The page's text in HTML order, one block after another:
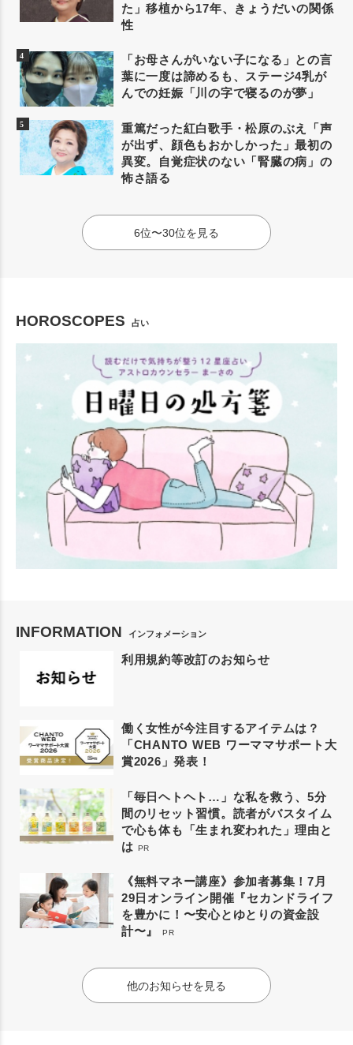
た」移植から17年、きょうだいの関係
性
「お母さんがいない子になる」との言
葉に一度は諦めるも、ステージ4乳が
んでの妊娠「川の字で寝るのが夢」
重篤だった紅白歌手・松原のぶえ「声
が出ず、顔色もおかしかった」最初の
異変。自覚症状のない「腎臓の病」の
怖さ語る
6位〜30位を見る
HOROSCOPES 占い
INFORMATION インフォメーション
利用規約等改訂のお知らせ
働く女性が今注目するアイテムは？
「CHANTO WEB ワーママサポート大
賞2026」発表！
「毎日ヘトヘト…」な私を救う、5分
間のリセット習慣。読者がバスタイム
で心も体も「生まれ変われた」理由と
は PR
《無料マネー講座》参加者募集！7月
29日オンライン開催『セカンドライフ
を豊かに！〜安心とゆとりの資金設
計〜』
PR
他のお知らせを見る